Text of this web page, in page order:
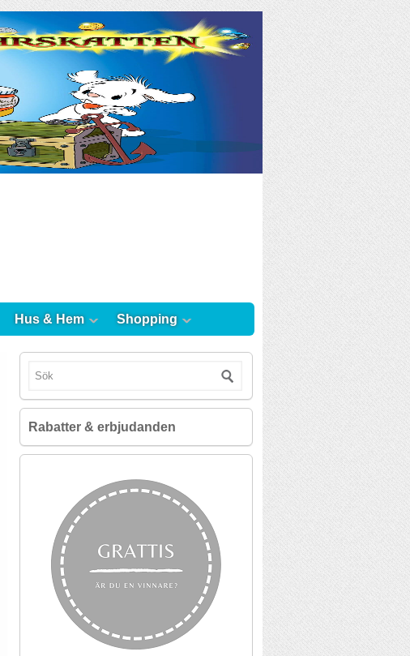
Hus & Hem Shopping
Rabatter & erbjudanden